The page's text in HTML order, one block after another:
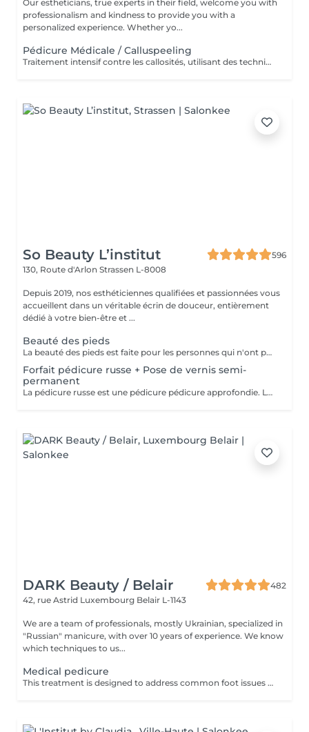
Our estheticians, true experts in their field, welcome you with
professionalism and kindness to provide you with a
personalized experience. Whether yo...
Pédicure Médicale / Calluspeeling
Traitement intensif contre les callosités, utilisant des techniques médicales pour des pieds doux, lisses et parfaitement soignés.
So Beauty L’institut
596
130, Route d'Arlon Strassen L-8008
Depuis 2019, nos esthéticiennes qualifiées et passionnées vous
accueillent dans un véritable écrin de douceur, entièrement
dédié à votre bien-être et ...
Beauté des pieds
La beauté des pieds est faite pour les personnes qui n'ont pas de problème particulier au niveau de leur pieds. Elle comprend la pousse des cuticules, la coupe des ongles et le limage, léger ponçage de la plaque de l'ongle, et rape de la plante du pied. Pose de vernis transparent et application de crème inclues.
Forfait pédicure russe + Pose de vernis semi-
permanent
La pédicure russe est une pédicure pédicure approfondie. La durée de votre vernis permanent va durer 1 semaine de plus.
DARK Beauty / Belair
482
42, rue Astrid Luxembourg Belair L-1143
We are a team of professionals, mostly Ukrainian, specialized in
"Russian" manicure, with over 10 years of experience. We know
which techniques to us...
Medical pedicure
This treatment is designed to address common foot issues such as cracks, calluses, corns, ingrown toenail correction... All managed with precision by our sepcialist. Service content: -Initial assessment of the foot condition -Hygienic cleansing and softening of the skin -Removal of hardened or thickened areas -Detailed nail care and reshaping -Targeted treatment of problem zones -Application of a therapeutic foot cream